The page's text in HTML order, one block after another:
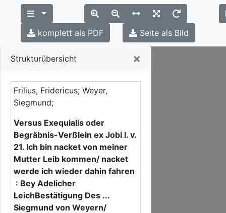
Strukturübersicht ×
Frilius, Fridericus; Weyer,
Siegmund;
Versus Exequialis oder
Begräbnis-Verßlein ex Jobi I. v.
21. Ich bin nacket von meiner
Mutter Leib kommen/ nacket
werde ich wieder dahin fahren
: Bey Adelicher
LeichBestätigung Des ...
Siegmund von Weyern/
komplett als PDF Seite als Bild